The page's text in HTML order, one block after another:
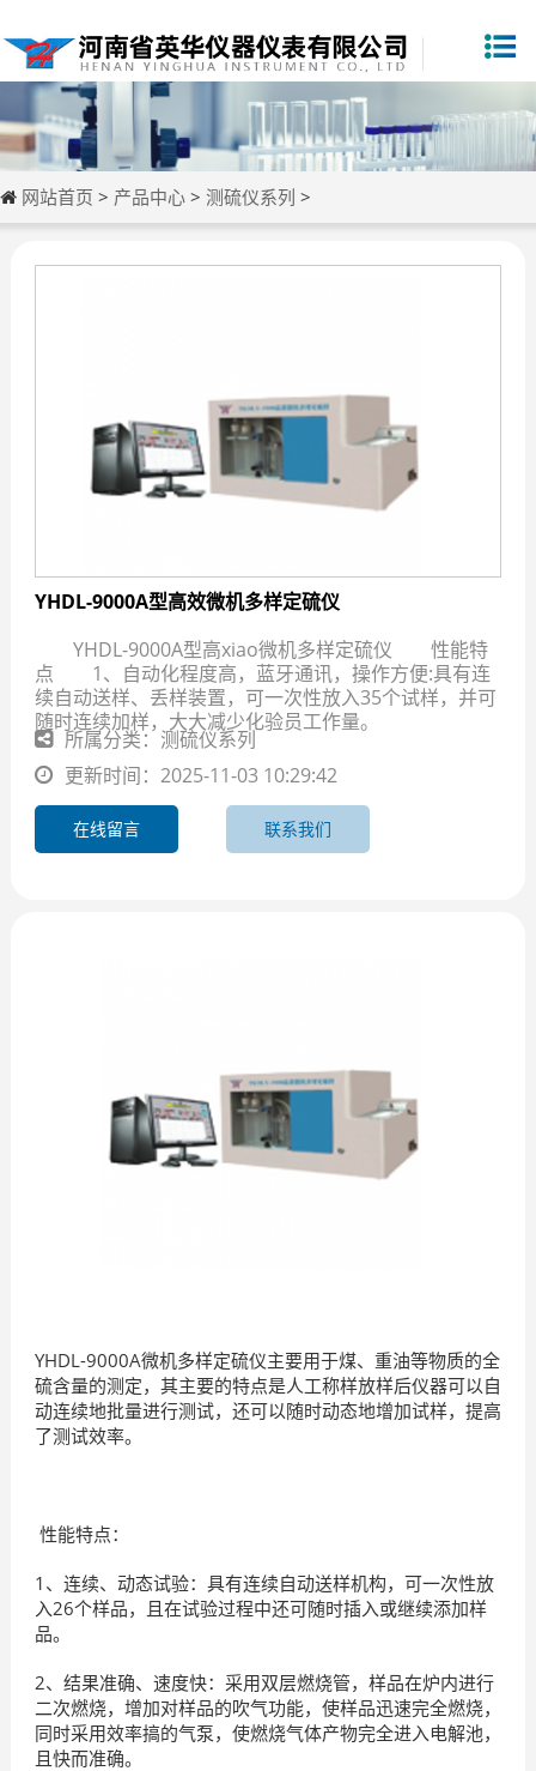
网站首页 > 产品中心 > 测硫仪系列 >
YHDL-9000A型高效微机多样定硫仪
YHDL-9000A型高xiao微机多样定硫仪 性能特
点 1、自动化程度高，蓝牙通讯，操作方便:具有连
续自动送样、丢样装置，可一次性放入35个试样，并可
随时连续加样，大大减少化验员工作量。
所属分类：测硫仪系列
更新时间：2025-11-03 10:29:42
在线留言 联系我们
YHDL-9000A微机多样定硫仪主要用于煤、重油等物质的全
硫含量的测定，其主要的特点是人工称样放样后仪器可以自
动连续地批量进行测试，还可以随时动态地增加试样，提高
了测试效率。
性能特点：
1、连续、动态试验：具有连续自动送样机构，可一次性放
入26个样品，且在试验过程中还可随时插入或继续添加样
品。
2、结果准确、速度快：采用双层燃烧管，样品在炉内进行
二次燃烧，增加对样品的吹气功能，使样品迅速完全燃烧，
同时采用效率搞的气泵，使燃烧气体产物完全进入电解池，
且快而准确。